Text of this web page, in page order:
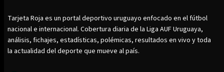
Tarjeta Roja es un portal deportivo uruguayo enfocado en el fútbol
nacional e internacional. Cobertura diaria de la Liga AUF Uruguaya,
análisis, fichajes, estadísticas, polémicas, resultados en vivo y toda
la actualidad del deporte que mueve al país.